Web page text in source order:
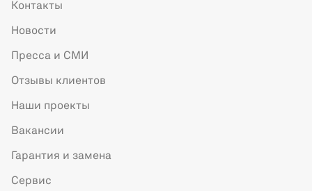
Контакты
Новости
Пресса и СМИ
Отзывы клиентов
Наши проекты
Вакансии
Гарантия и замена
Сервис